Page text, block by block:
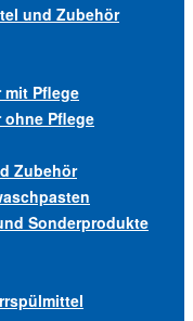
und Zubehör
Pflege
Pflege
Zubehör
Sonderprodukte